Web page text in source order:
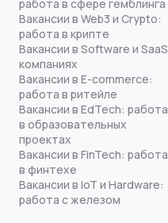
работа в сфере гемблинга
Вакансии в Web3 и Crypto:
работа в крипте
Вакансии в Software и SaaS
компаниях
Вакансии в E-commerce:
работа в ритейле
Вакансии в EdTech: работа
в образовательных
проектах
Вакансии в FinTech: работа
в финтехе
Вакансии в IoT и Hardware:
работа с железом